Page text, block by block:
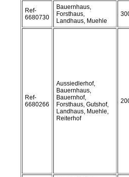
Ref-
6680730
Bauernhaus,
Forsthaus,
Landhaus, Muehle
Ref-
6680266
Aussiedlerhof,
Bauernhaus,
Bauernhof,
Forsthaus, Gutshof,
Landhaus, Muehle,
Reiterhof